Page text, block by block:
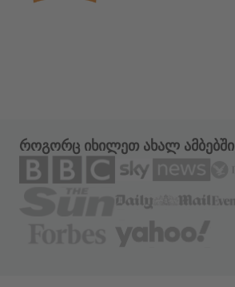
როგორც იხილეთ ახალ ამბებში